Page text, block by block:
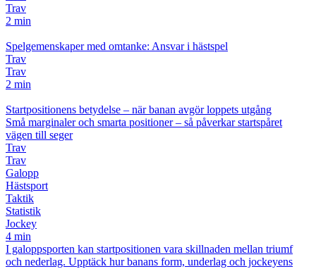
Trav
2 min
Spelgemenskaper med omtanke: Ansvar i hästspel
Trav
Trav
2 min
Startpositionens betydelse – när banan avgör loppets utgång
Små marginaler och smarta positioner – så påverkar startspåret
vägen till seger
Trav
Trav
Galopp
Hästsport
Taktik
Statistik
Jockey
4 min
I galoppsporten kan startpositionen vara skillnaden mellan triumf
och nederlag. Upptäck hur banans form, underlag och jockeyens